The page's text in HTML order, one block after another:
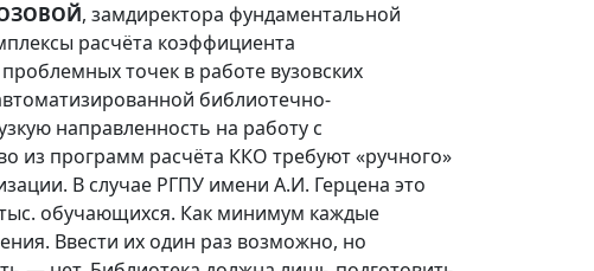
, замдиректора фундаментальной
расчёта коэффициента
точек в работе вузовских
библиотечно-
направленность на работу с
из программ расчёта ККО требуют «ручного»
В случае РГПУ имени А.И. Герцена это
обучающихся. Как минимум каждые
Ввести их один раз возможно, но